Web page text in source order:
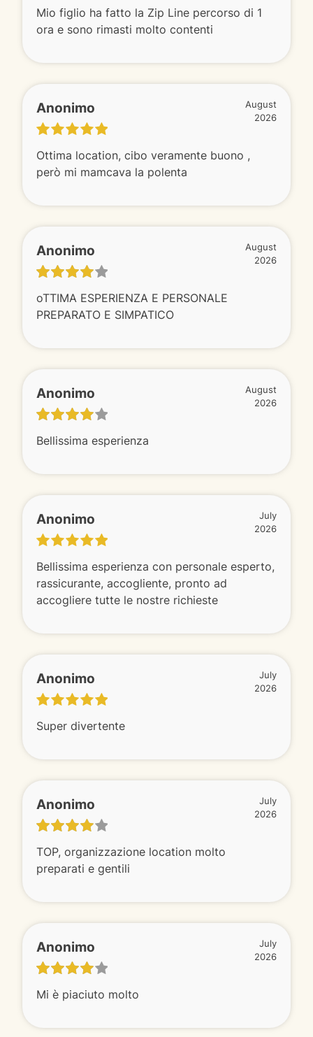
Mio figlio ha fatto la Zip Line percorso di 1
ora e sono rimasti molto contenti
Anonimo
August
2026
Ottima location, cibo veramente buono ,
però mi mamcava la polenta
Anonimo
August
2026
oTTIMA ESPERIENZA E PERSONALE
PREPARATO E SIMPATICO
Anonimo
August
2026
Bellissima esperienza
Anonimo
July
2026
Bellissima esperienza con personale esperto,
rassicurante, accogliente, pronto ad
accogliere tutte le nostre richieste
Anonimo
July
2026
Super divertente
Anonimo
July
2026
TOP, organizzazione location molto
preparati e gentili
Anonimo
July
2026
Mi è piaciuto molto